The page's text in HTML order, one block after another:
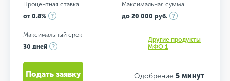
Процентная ставка
от 0.8%
Максимальная сумма
до 20 000 руб.
Максимальный срок
30 дней
Другие продукты
МФО 1
Одобрение 5 минут
Подать заявку